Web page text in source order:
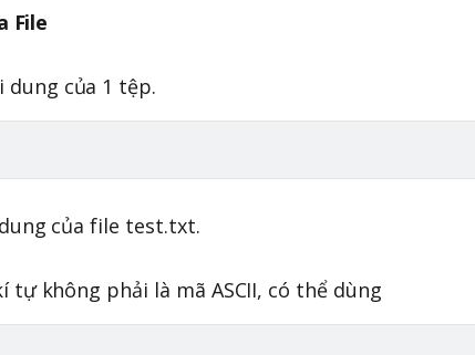
File
dung của 1 tệp.
của file test.txt.
tự không phải là mã ASCII, có thể dùng